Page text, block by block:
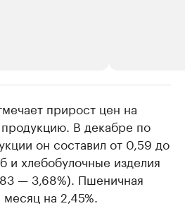
и
продукции
в каталоге
Страховые
Посмотрите в
прирост цен на
В декабре по
он составил от 0,59 до
и хлебобулочные изделия
— 3,68%). Пшеничная
на 2,45%.